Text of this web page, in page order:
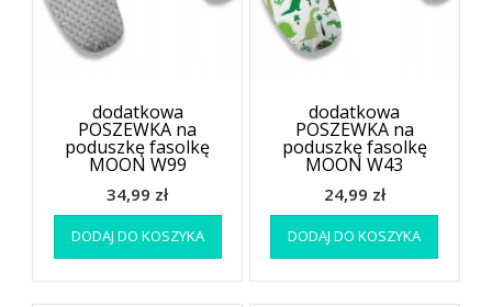
dodatkowa
POSZEWKA na
poduszkę fasolkę
MOON W99
34,99 zł
DODAJ DO KOSZYKA
dodatkowa
POSZEWKA na
poduszkę fasolkę
MOON W43
24,99 zł
DODAJ DO KOSZYKA